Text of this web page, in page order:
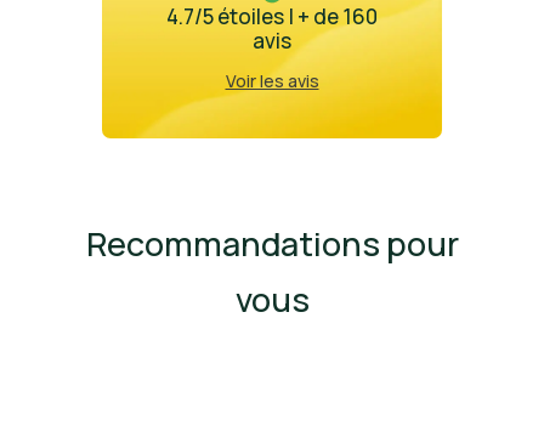
4.7/5 étoiles | + de 160
avis
Voir les avis
Recommandations pour
vous